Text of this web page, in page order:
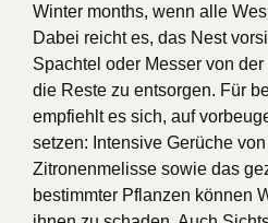
Winter months, wenn alle
Dabei reicht es, das Nest
Spachtel oder Messer von
die Reste zu entsorgen. Für
empfiehlt es sich, auf
setzen: Intensive Gerüche
Zitronenmelisse sowie das
bestimmter Pflanzen können